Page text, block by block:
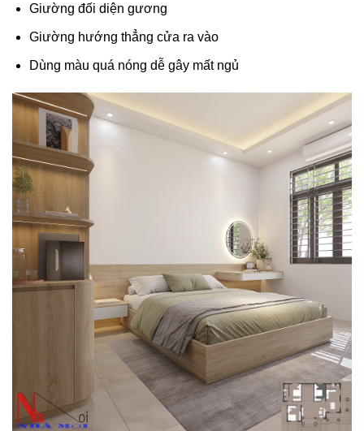
Giường đối diện gương
Giường hướng thẳng cửa ra vào
Dùng màu quá nóng dễ gây mất ngủ